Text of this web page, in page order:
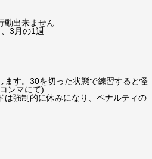
動出来ません
3月の1週
ます。30を切った状態で練習すると怪
ンマにて)
は強制的に休みになり、ペナルティの